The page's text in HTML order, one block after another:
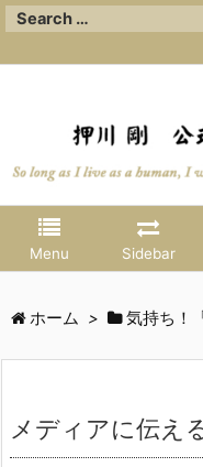
Menu Sidebar
ホーム > 気持ち！
メディアに伝え